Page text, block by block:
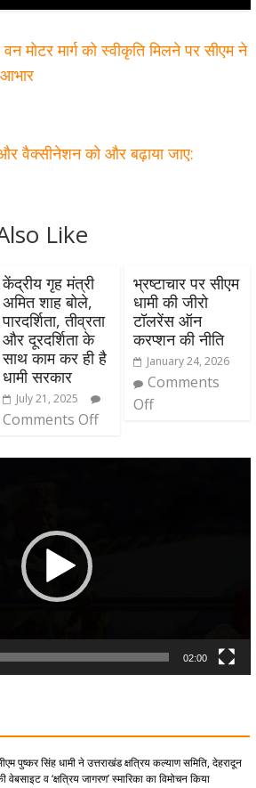
मोटर मार्ग को स्वीकृति मिलने पर सीएम ने
और वैक्सीनेशन को और बढ़ाया जाए:
Like
केंद्रीय गृह मंत्री
अमित शाह बोले,
पारदर्शिता, तीव्रता
और दूरदर्शिता के
साथ काम कर ही है
धामी सरकार
July 21, 2025
Comments Off
भ्रष्टाचार पर सीएम
धामी की जीरो
टॉलरेंस ऑन
करप्शन की नीति
January 24, 2026
Comments
Off
02:00
पुष्कर सिंह धामी ने उत्तराखंड क्षत्रिय कल्याण समिति, देहरादून
वेबसाइट व ‘क्षत्रिय जागरण’ स्मारिका का विमोचन किया